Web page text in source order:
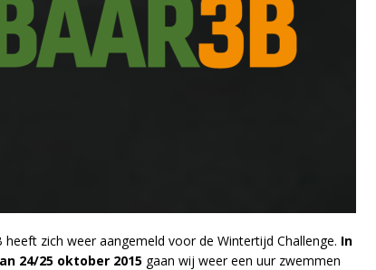
heeft zich weer aangemeld voor de Wintertijd Challenge. In
24/25 oktober 2015 gaan wij weer een uur zwemmen